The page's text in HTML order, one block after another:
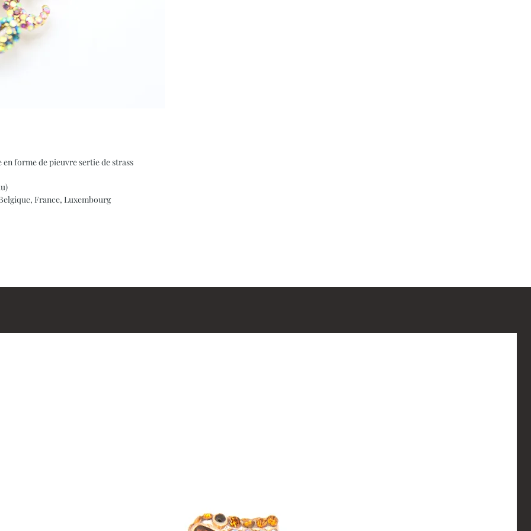
forme de pieuvre sertie de strass
France, Luxembourg